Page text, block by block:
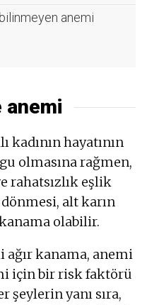
anemi
anemi
kadının hayatının
olmasına rağmen,
rahatsızlık eşlik
alt karın
olabilir.
ağır kanama, anemi
için bir risk faktörü
şeylerin yanı sıra,